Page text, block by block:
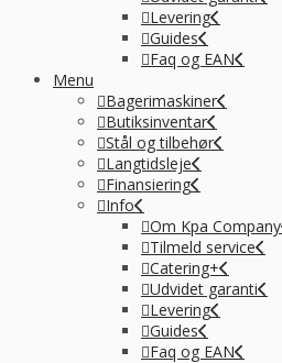
Levering
Guides
Faq og EAN
Menu
Bagerimaskiner
Butiksinventar
Stål og tilbehør
Langtidsleje
Finansiering
Info
Om Kpa Company
Tilmeld service
Catering+
Udvidet garanti
Levering
Guides
Faq og EAN